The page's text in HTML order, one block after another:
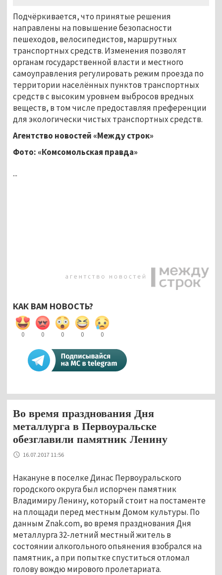
Подчёркивается, что принятые решения
направлены на повышение безопасности
пешеходов, велосипедистов, маршрутных
транспортных средств. Изменения позволят
органам государственной власти и местного
самоуправления регулировать режим проезда по
территории населённых пунктов транспортных
средств с высоким уровнем выбросов вредных
веществ, в том числе предоставляя преференции
для экологически чистых транспортных средств.
Агентство новостей «Между строк»
Фото: «Комсомольская правда»
...
КАК ВАМ НОВОСТЬ?
0 0 0 0 0
Во время празднования Дня
металлурга в Первоуральске
обезглавили памятник Ленину
16.07.2017 11:56
Накануне в поселке Динас Первоуральского
городского округа был испорчен памятник
Владимиру Ленину, который стоит на постаменте
на площади перед местным Домом культуры. По
данным Znak.com, во время празднования Дня
металлурга 32-летний местный житель в
состоянии алкогольного опьянения взобрался на
памятник, а при попытке спуститься отломал
голову вождю мирового пролетариата.